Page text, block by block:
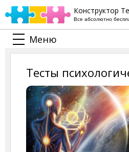
Конструктор
Все абсолютно
Меню
Тесты